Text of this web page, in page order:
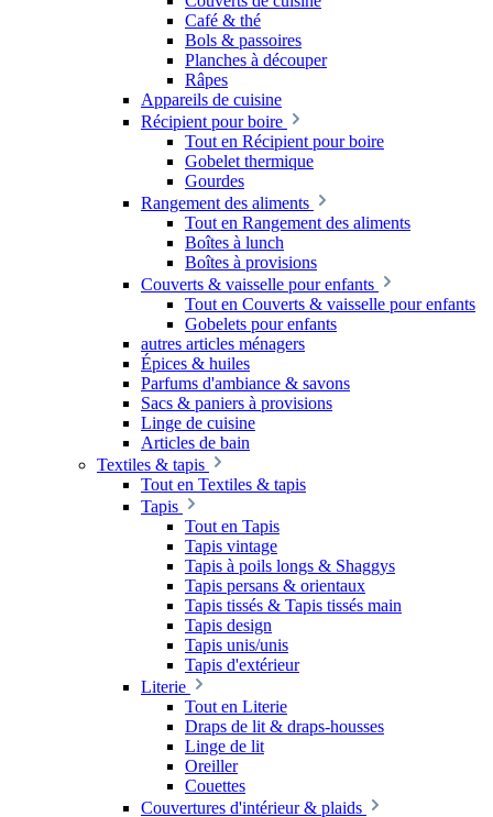
Café & thé
Bols & passoires
Planches à découper
Râpes
Appareils de cuisine
Récipient pour boire
Tout en Récipient pour boire
Gobelet thermique
Gourdes
Rangement des aliments
Tout en Rangement des aliments
Boîtes à lunch
Boîtes à provisions
Couverts & vaisselle pour enfants
Tout en Couverts & vaisselle pour enfants
Gobelets pour enfants
autres articles ménagers
Épices & huiles
Parfums d'ambiance & savons
Sacs & paniers à provisions
Linge de cuisine
Articles de bain
Textiles & tapis
Tout en Textiles & tapis
Tapis
Tout en Tapis
Tapis vintage
Tapis à poils longs & Shaggys
Tapis persans & orientaux
Tapis tissés & Tapis tissés main
Tapis design
Tapis unis/unis
Tapis d'extérieur
Literie
Tout en Literie
Draps de lit & draps-housses
Linge de lit
Oreiller
Couettes
Couvertures d'intérieur & plaids